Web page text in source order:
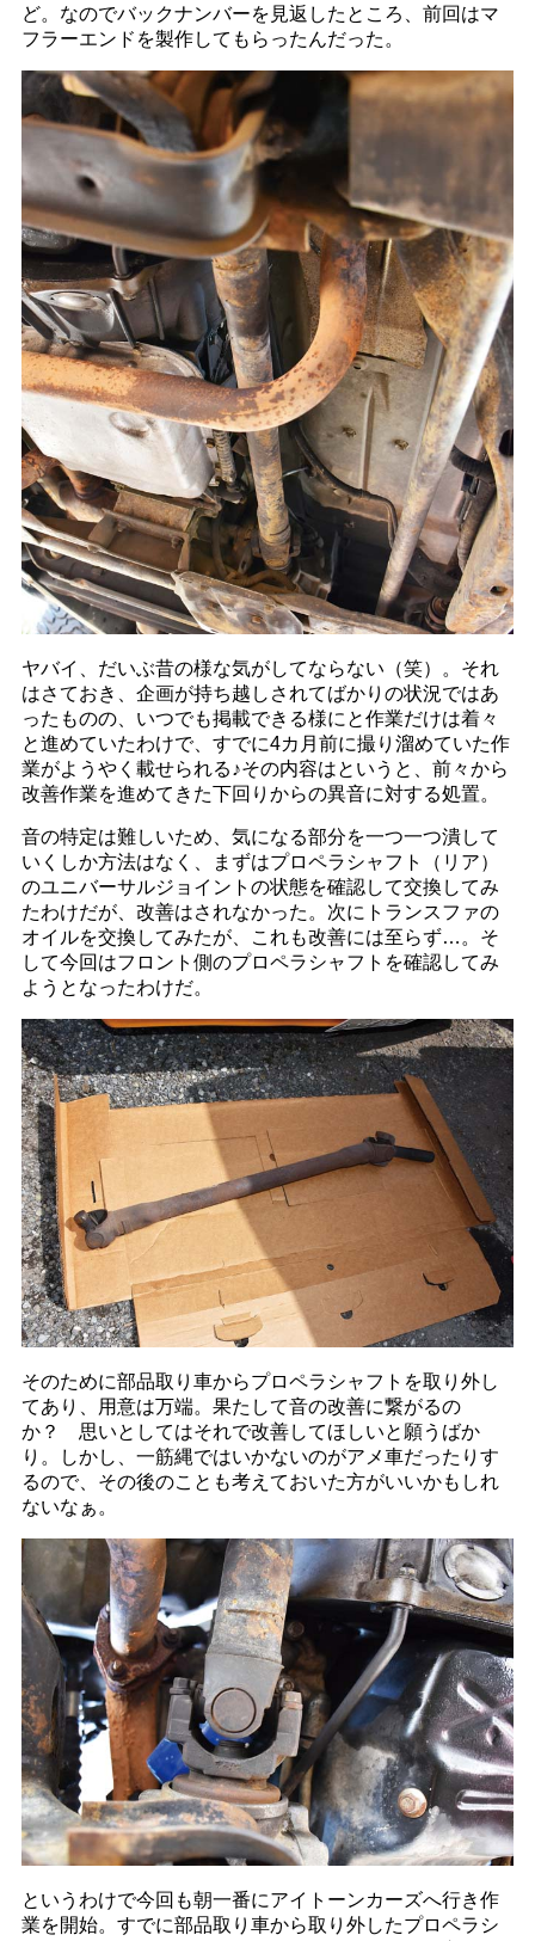
ど。なのでバックナンバーを見返したところ、前回はマ
フラーエンドを製作してもらったんだった。
ヤバイ、だいぶ昔の様な気がしてならない（笑）。それ
はさておき、企画が持ち越しされてばかりの状況ではあ
ったものの、いつでも掲載できる様にと作業だけは着々
と進めていたわけで、すでに4カ月前に撮り溜めていた作
業がようやく載せられる♪その内容はというと、前々から
改善作業を進めてきた下回りからの異音に対する処置。
音の特定は難しいため、気になる部分を一つ一つ潰して
いくしか方法はなく、まずはプロペラシャフト（リア）
のユニバーサルジョイントの状態を確認して交換してみ
たわけだが、改善はされなかった。次にトランスファの
オイルを交換してみたが、これも改善には至らず…。そ
して今回はフロント側のプロペラシャフトを確認してみ
ようとなったわけだ。
そのために部品取り車からプロペラシャフトを取り外し
てあり、用意は万端。果たして音の改善に繋がるの
か？ 思いとしてはそれで改善してほしいと願うばか
り。しかし、一筋縄ではいかないのがアメ車だったりす
るので、その後のことも考えておいた方がいいかもしれ
ないなぁ。
というわけで今回も朝一番にアイトーンカーズへ行き作
業を開始。すでに部品取り車から取り外したプロペラシ